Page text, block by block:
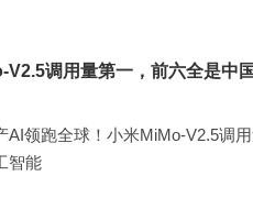
V2.5调用量第一，前六全是中
AI领跑全球！小米MiMo-V2.5调
智能